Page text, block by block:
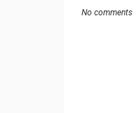
No comments